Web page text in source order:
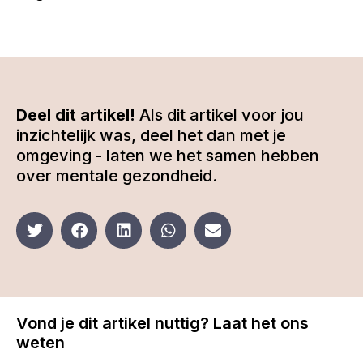
Deel dit artikel! Als dit artikel voor jou
inzichtelijk was, deel het dan met je
omgeving - laten we het samen hebben
over mentale gezondheid.
Vond je dit artikel nuttig? Laat het ons
weten